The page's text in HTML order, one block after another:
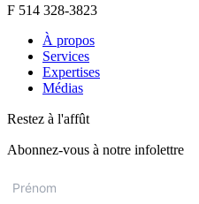
F 514 328-3823
À propos
Services
Expertises
Médias
Restez à l'affût
Abonnez-vous à notre infolettre